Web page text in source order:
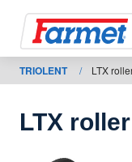
Farmeti
pood
TRIOLENT / LTX
LTX